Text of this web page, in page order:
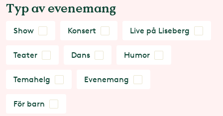
Typ av evenemang
Show Konsert Live på Liseberg
Teater Dans Humor
Temahelg Evenemang
För barn